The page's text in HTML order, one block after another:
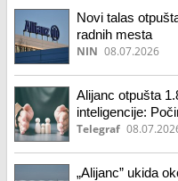
Novi talas
radnih mesta
NIN 08.07.2026
Alijanc otpušta
inteligencije:
Telegraf
„Alijanc” ukida